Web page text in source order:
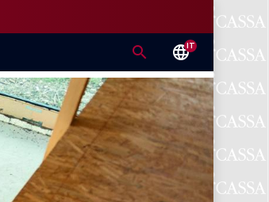
search languageIT